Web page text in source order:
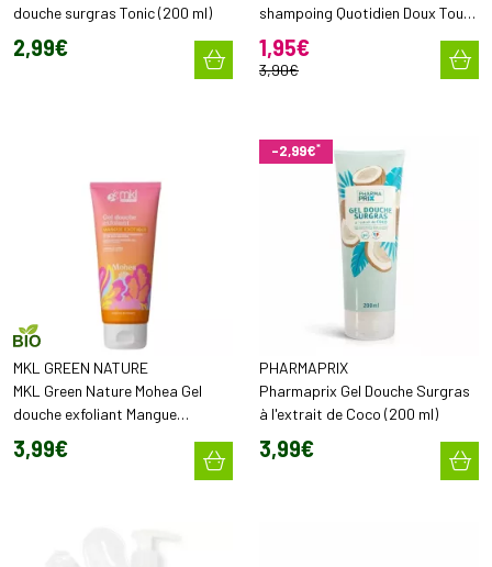
douche surgras Tonic (200 ml)
2,99€
shampoing Quotidien Doux Tous
Types de Cheveux
1,95€
3,90€
MKL GREEN NATURE
MKL Green Nature Mohea Gel
douche exfoliant Mangue
Exotique (200 ml)
3,99€
-2,99€*
PHARMAPRIX
Pharmaprix Gel Douche Surgras
à l'extrait de Coco (200 ml)
3,99€